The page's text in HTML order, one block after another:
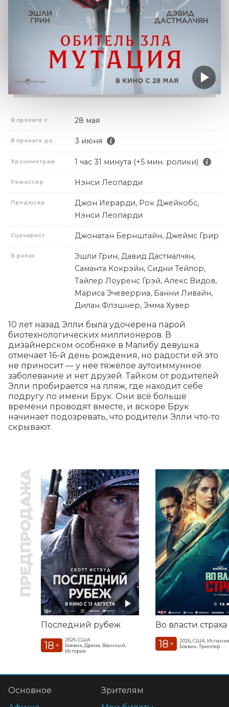
В прокате с 28 мая
В прокате до 3 июня
Хронометраж 1 час 31 минута (+5 мин. ролики)
Режиссер Нэнси Леопарди
Продюсер
Джон Иерарди, Рок Джейкобс,
Нэнси Леопарди
Сценарист Джонатан Бернштайн, Джеймс Грир
В ролях
Эшли Грин, Давид Дастмалчян,
Саманта Кокрэйн, Сидни Тейлор,
Тайлер Лоуренс Грэй, Алекс Видов,
Мариса Эчеверриа, Банни Ливайн,
Дилан Флэшнер, Эмма Хувер
10 лет назад Элли была удочерена парой
биотехнологических миллионеров. В
дизайнерском особняке в Малибу девушка
отмечает 16-й день рождения, но радости ей это
не приносит — у неё тяжёлое аутоиммунное
заболевание и нет друзей. Тайком от родителей
Элли пробирается на пляж, где находит себе
подругу по имени Брук. Они всё больше
времени проводят вместе, и вскоре Брук
начинает подозревать, что родители Элли что-то
скрывают.
ПРЕДПРОДАЖА
Последний рубеж
18 +
2026, США
Боевик, Драма, Военный,
История
Во власти страха
18 +
2026, США,
Боевик, Триллер
Основное
Зрителям